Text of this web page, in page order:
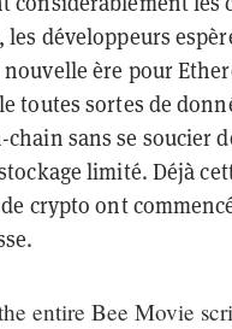
développeurs
ère pour
toutes sortes de
chain sans se soucier
limité. Déjà
crypto ont
entire Bee Movie